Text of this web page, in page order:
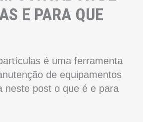
E PARA QUE
é uma ferramenta
de equipamentos
neste post o que é e para